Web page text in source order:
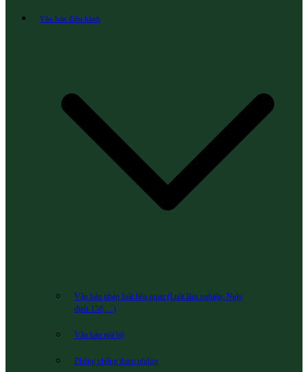
Văn bản điều hành
Văn bản pháp luật liên quan (Luật lâm nghiệp; Nghị
định 156;…)
Văn bản nội bộ
Phòng chống tham nhũng